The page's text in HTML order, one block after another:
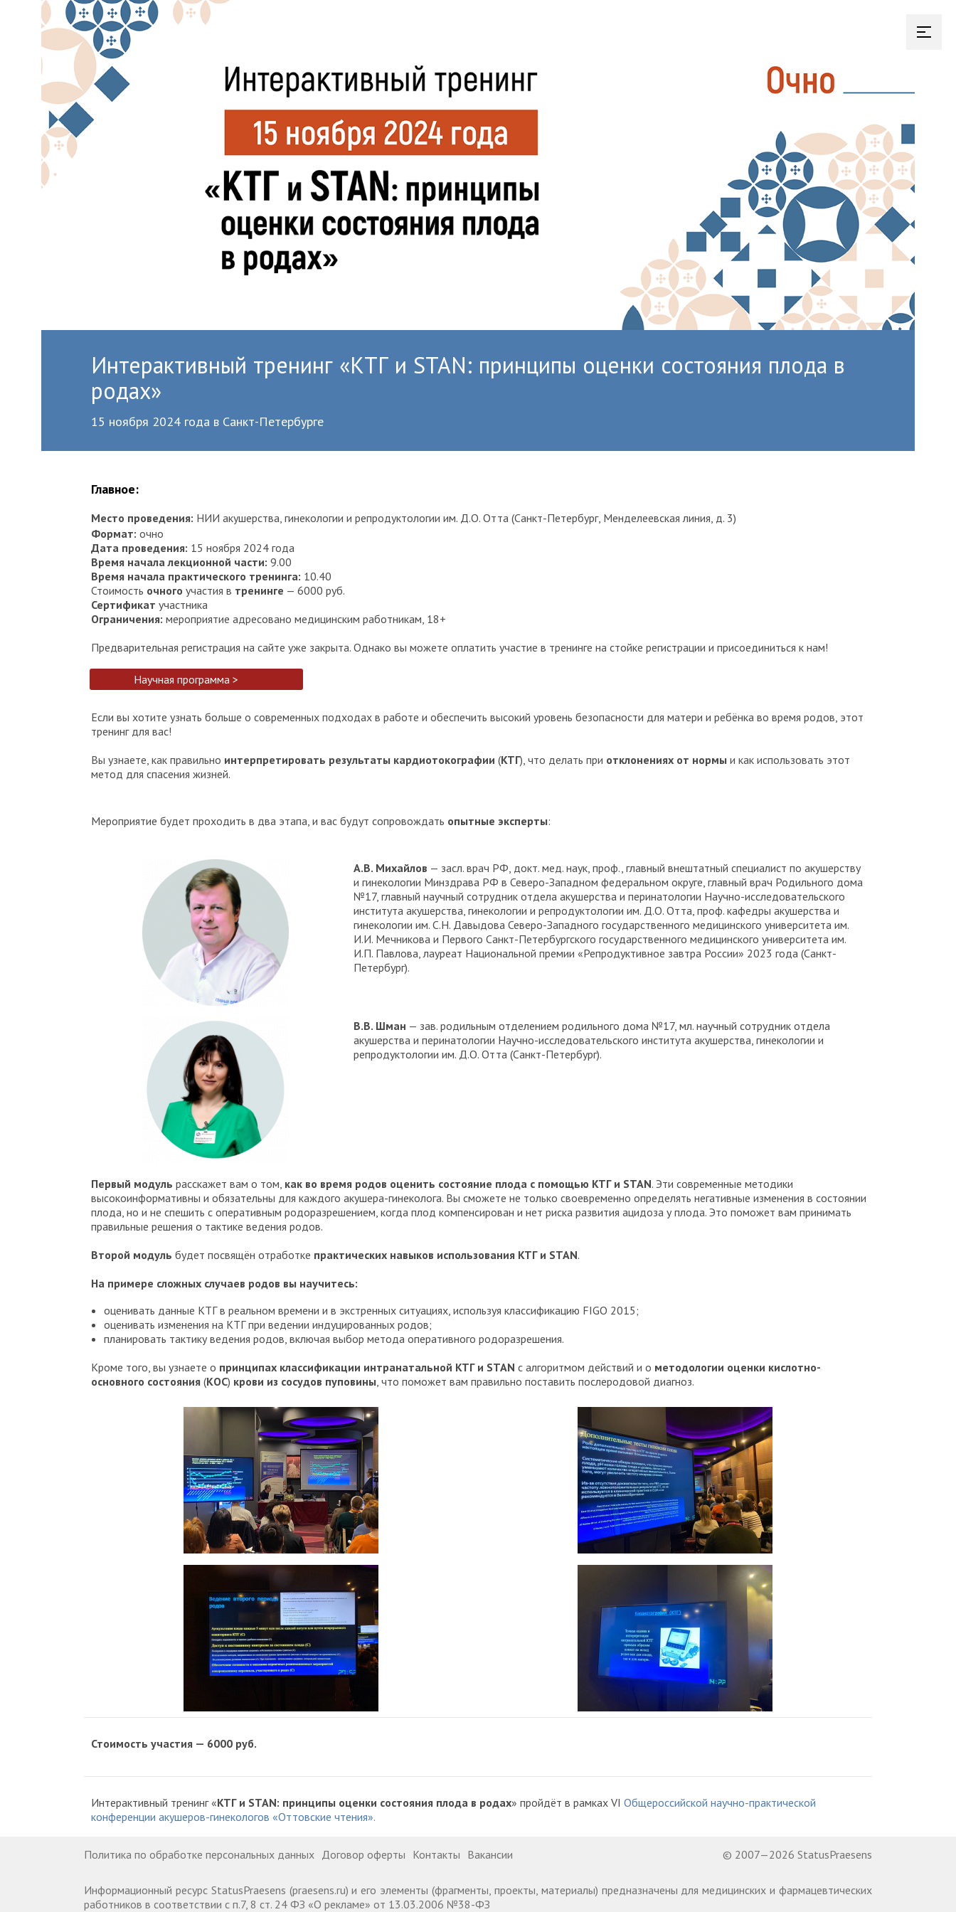
Интерактивный тренинг «КТГ и STAN: принципы оценки состояния плода в
родах»
15 ноября 2024 года в Санкт-Петербурге
Главное:
Место проведения: НИИ акушерства, гинекологии и репродуктологии им. Д.О. Отта (Санкт-Петербург, Менделеевская линия, д. 3)
Формат: очно
Дата проведения: 15 ноября 2024 года
Время начала лекционной части: 9.00
Время начала практического тренинга: 10.40
Стоимость очного участия в тренинге — 6000 руб.
Сертификат участника
Ограничения: мероприятие адресовано медицинским работникам, 18+
Предварительная регистрация на сайте уже закрыта. Однако вы можете оплатить участие в тренинге на стойке регистрации и присоединиться к нам!
Научная программа >
Если вы хотите узнать больше о современных подходах в работе и обеспечить высокий уровень безопасности для матери и ребёнка во время родов, этот
тренинг для вас!
Вы узнаете, как правильно интерпретировать результаты кардиотокографии (КТГ), что делать при отклонениях от нормы и как использовать этот
метод для спасения жизней.
Мероприятие будет проходить в два этапа, и вас будут сопровождать опытные эксперты:
А.В. Михайлов — засл. врач РФ, докт. мед. наук, проф., главный внештатный специалист по акушерству
и гинекологии Минздрава РФ в Северо-Западном федеральном округе, главный врач Родильного дома
№17, главный научный сотрудник отдела акушерства и перинатологии Научно-исследовательского
института акушерства, гинекологии и репродуктологии им. Д.О. Отта, проф. кафедры акушерства и
гинекологии им. С.Н. Давыдова Северо-Западного государственного медицинского университета им.
И.И. Мечникова и Первого Санкт-Петербургского государственного медицинского университета им.
И.П. Павлова, лауреат Национальной премии «Репродуктивное завтра России» 2023 года (Санкт-
Петербург).
В.В. Шман — зав. родильным отделением родильного дома №17, мл. научный сотрудник отдела
акушерства и перинатологии Научно-исследовательского института акушерства, гинекологии и
репродуктологии им. Д.О. Отта (Санкт-Петербург).
Первый модуль расскажет вам о том, как во время родов оценить состояние плода с помощью КТГ и STAN. Эти современные методики
высокоинформативны и обязательны для каждого акушера-гинеколога. Вы сможете не только своевременно определять негативные изменения в состоянии
плода, но и не спешить с оперативным родоразрешением, когда плод компенсирован и нет риска развития ацидоза у плода. Это поможет вам принимать
правильные решения о тактике ведения родов.
Второй модуль будет посвящён отработке практических навыков использования КТГ и STAN.
На примере сложных случаев родов вы научитесь:
оценивать данные КТГ в реальном времени и в экстренных ситуациях, используя классификацию FIGO 2015;
оценивать изменения на КТГ при ведении индуцированных родов;
планировать тактику ведения родов, включая выбор метода оперативного родоразрешения.
Кроме того, вы узнаете о принципах классификации интранатальной КТГ и STAN с алгоритмом действий и о методологии оценки кислотно-
основного состояния (КОС) крови из сосудов пуповины , что поможет вам правильно поставить послеродовой диагноз.
Стоимость участия — 6000 руб.
Интерактивный тренинг «КТГ и STAN: принципы оценки состояния плода в родах» пройдёт в рамках VI Общероссийской научно-практической
конференции акушеров-гинекологов «Оттовские чтения».
Политика по обработке персональных данных Договор оферты Контакты Вакансии © 2007—2026 StatusPraesens
Информационный ресурс StatusPraesens (praesens.ru) и его элементы (фрагменты, проекты, материалы) предназначены для медицинских и фармацевтических
работников в соответствии с п.7, 8 ст. 24 ФЗ «О рекламе» от 13.03.2006 №38-ФЗ